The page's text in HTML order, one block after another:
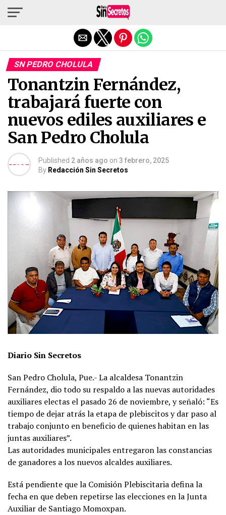
SN PEDRO CHOLULA
Tonantzin Fernández,
trabajará fuerte con
nuevos ediles auxiliares e
San Pedro Cholula
Published 2 años ago on 3 febrero, 2025
By Redacción Sin Secretos
Diario Sin Secretos
San Pedro Cholula, Pue.- La alcaldesa Tonantzin
Fernández, dio todo su respaldo a las nuevas autoridades
auxiliares electas el pasado 26 de noviembre, y señaló: “Es
tiempo de dejar atrás la etapa de plebiscitos y dar paso al
trabajo conjunto en beneficio de quienes habitan en las
juntas auxiliares”.
Las autoridades municipales entregaron las constancias
de ganadores a los nuevos alcaldes auxiliares.
Está pendiente que la Comisión Plebiscitaria defina la
fecha en que deben repetirse las elecciones en la Junta
Auxiliar de Santiago Momoxpan.
Salir de la versión móvil